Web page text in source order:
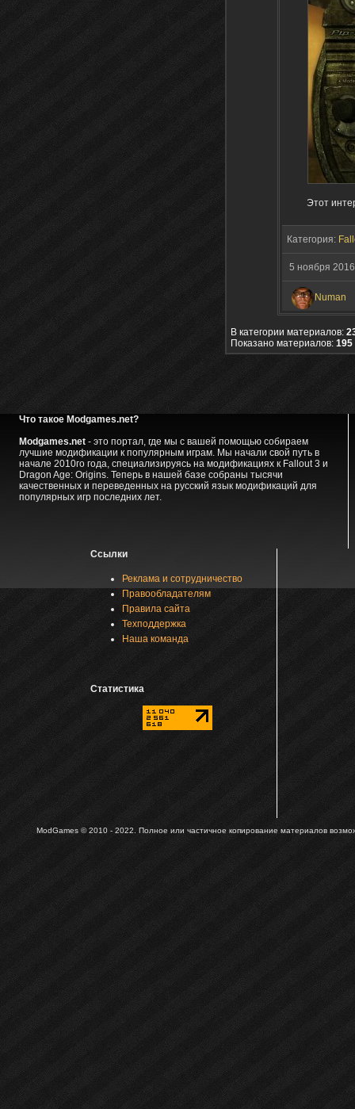
Этот
Категория:
5 ноября 2016
Numan
В категории материалов:
Показано материалов: 195
Что такое Modgames.net?
Modgames.net- это портал, где мы с вашей помощью собираем
лучшие модификации к популярным играм. Мы начали свой путь в
начале 2010го года, специализируясь на модификациях к Fallout 3 и
Dragon Age: Origins. Теперь в нашей базе собраны тысячи
качественных и переведенных на русский язык модификаций для
популярных игр последних лет.
Ссылки
Реклама и сотрудничество
Правообладателям
Правила сайта
Техподдержка
Наша команда
Статистика
ModGames © 2010 - 2022. Полное или частичное копирование материалов